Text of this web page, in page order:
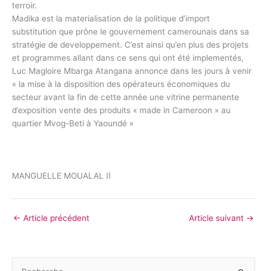
terroir.
Madika est la materialisation de la politique d’import
substitution que prône le gouvernement camerounais dans sa
stratégie de developpement. C’est ainsi qu’en plus des projets
et programmes allant dans ce sens qui ont été implementés,
Luc Magloire Mbarga Atangana annonce dans les jours à venir
« la mise à la disposition des opérateurs économiques du
secteur avant la fin de cette année une vitrine permanente
d’exposition vente des produits « made in Cameroon » au
quartier Mvog-Beti à Yaoundé »
MANGUELLE MOUALAL II
← Article précédent Article suivant →